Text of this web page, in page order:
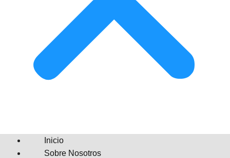
Inicio
Sobre Nosotros